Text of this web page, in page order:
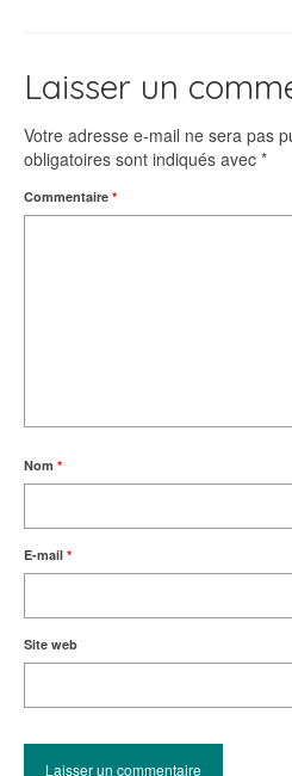
Laisser un
Votre adresse e-mail ne sera pas
obligatoires sont indiqués avec *
Commentaire *
Nom *
E-mail *
Site web